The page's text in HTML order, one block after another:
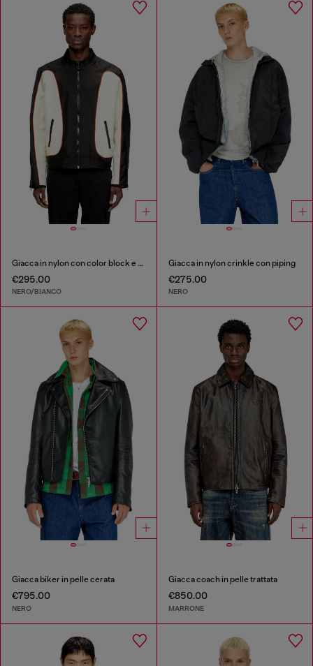
Giacca in nylon con color block e dettagli a profilo
€295.00
NERO/BIANCO
Giacca in nylon crinkle con piping
€275.00
NERO
Giacca biker in pelle cerata
€795.00
NERO
Giacca coach in pelle trattata
€850.00
MARRONE